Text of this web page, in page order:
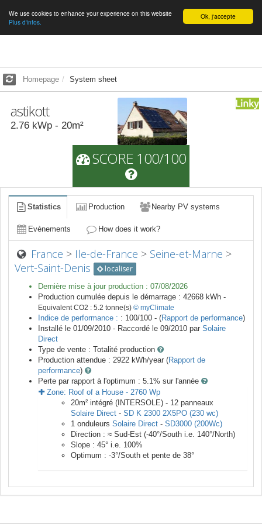
English Ok, j'accepte
We use cookies to enhance your experience on this website
Plus d'infos.
Homepage System sheet
astikott
2.76 kWp - 20m²
SCORE 100/100
Statistics Production Nearby PV systems
Evènements How does it work?
France > Ile-de-France > Seine-et-Marne >
Vert-Saint-Denis
localiser
Dernière mise à jour production : 07/08/2026
Production cumulée depuis le démarrage : 42668 kWh -
Equivalent CO2 : 5.2 tonne(s) © myClimate
Indice de performance : : 100/100 - (Rapport de performance)
Installé le 01/09/2010 - Raccordé le 09/2010 par Solaire
Direct
Type de vente : Totalité production
Production attendue : 2922 kWh/year (Rapport de
performance)
Perte par rapport à l'optimum : 5.1% sur l'année
Zone: Roof of a House - 2760 Wp
20m² intégré (INTERSOLE) - 12 panneaux
Solaire Direct - SD K 2300 2X5PO (230 wc)
1 onduleurs Solaire Direct - SD3000 (200Wc)
Direction : ≈ Sud-Est (-40°/South i.e. 140°/North)
Slope : 45° i.e. 100%
Optimum : -3°/South et pente de 38°